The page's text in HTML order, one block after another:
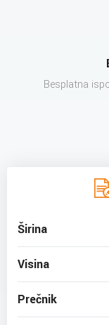
Besplatna
Širina
Visina
Prečnik